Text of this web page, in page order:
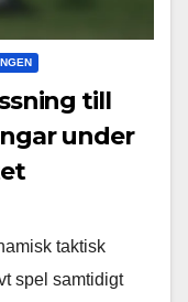
till
under
taktisk
spel samtidigt